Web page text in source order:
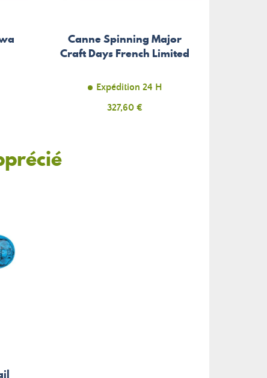
Canne Spinning Major
Craft Days French Limited
Expédition 24 H
Prix
327,60 €